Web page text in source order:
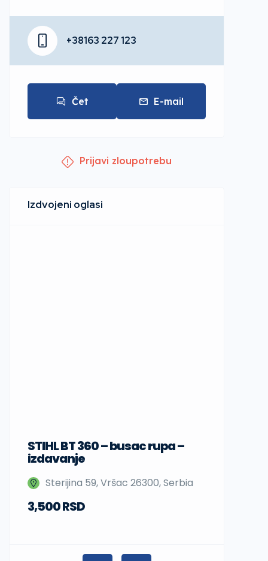
+38163 227 123
Čet E-mail
Prijavi zloupotrebu
STIHL BT 360 – busac rupa –
izdavanje
Sterijina 59, Vršac 26300, Serbia
3,500 RSD